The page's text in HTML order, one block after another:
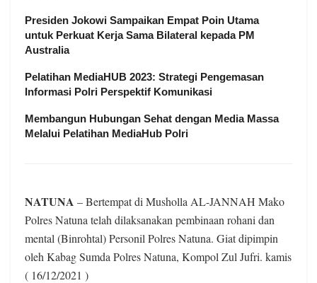
Presiden Jokowi Sampaikan Empat Poin Utama
untuk Perkuat Kerja Sama Bilateral kepada PM
Australia
Pelatihan MediaHUB 2023: Strategi Pengemasan
Informasi Polri Perspektif Komunikasi
Membangun Hubungan Sehat dengan Media Massa
Melalui Pelatihan MediaHub Polri
NATUNA – Bertempat di Musholla AL-JANNAH Mako
Polres Natuna telah dilaksanakan pembinaan rohani dan
mental (Binrohtal) Personil Polres Natuna. Giat dipimpin
oleh Kabag Sumda Polres Natuna, Kompol Zul Jufri. kamis
( 16/12/2021 )